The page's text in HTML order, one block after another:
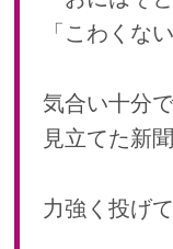
2020年 09月(20)
2020年 08月(20)
2020年 06月(22)
2020年 05月(18)
2020年 02月(16)
「こわくな
気合い十分
見立てた新
力強く投げ